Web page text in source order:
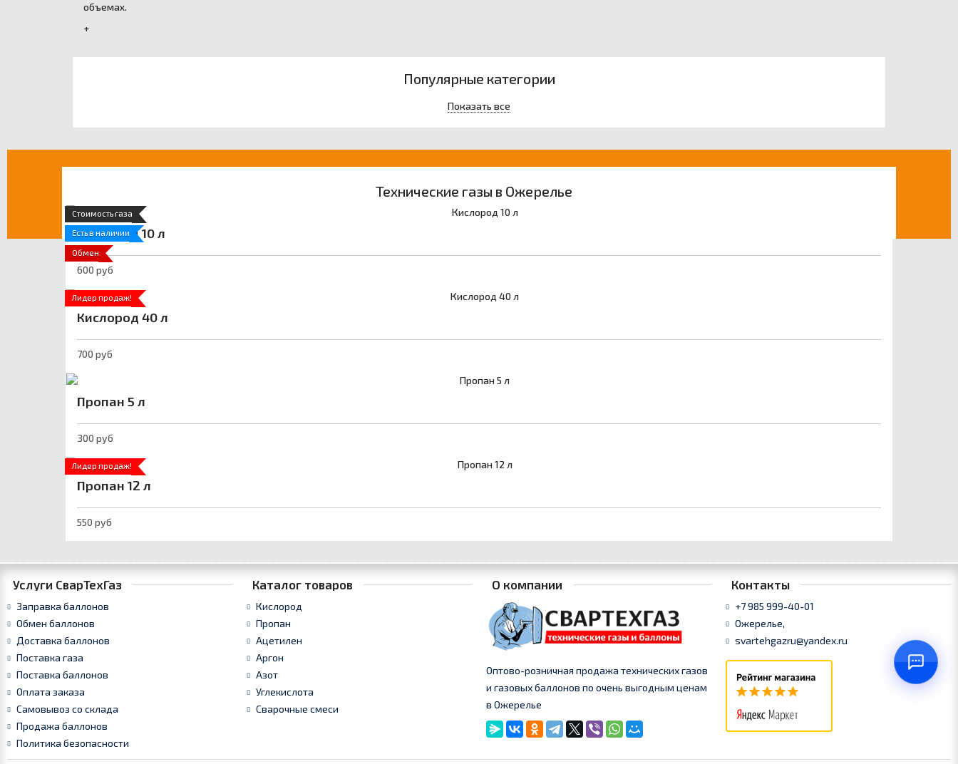
объемах.
+
Популярные категории
Показать все
Технические газы в Ожерелье
Стоимость газа
Есть в наличии
Обмен
Кислород 10 л
600 руб
Лидер продаж!
Кислород 40 л
700 руб
Пропан 5 л
300 руб
Лидер продаж!
Пропан 12 л
550 руб
Услуги СварТехГаз
Заправка баллонов
Обмен баллонов
Доставка баллонов
Поставка газа
Поставка баллонов
Оплата заказа
Самовывоз со склада
Продажа баллонов
Политика безопасности
Каталог товаров
Кислород
Пропан
Ацетилен
Аргон
Азот
Углекислота
Сварочные смеси
О компании
Оптово-розничная продажа технических газов
и газовых баллонов по очень выгодным ценам
в Ожерелье
Контакты
+7 985 999-40-01
Ожерелье,
svartehgazru@yandex.ru